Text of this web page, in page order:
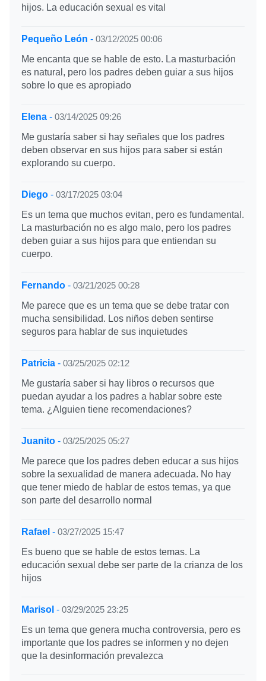
hijos. La educación sexual es vital
Pequeño León - 03/12/2025 00:06
Me encanta que se hable de esto. La masturbación
es natural, pero los padres deben guiar a sus hijos
sobre lo que es apropiado
Elena - 03/14/2025 09:26
Me gustaría saber si hay señales que los padres
deben observar en sus hijos para saber si están
explorando su cuerpo.
Diego - 03/17/2025 03:04
Es un tema que muchos evitan, pero es fundamental.
La masturbación no es algo malo, pero los padres
deben guiar a sus hijos para que entiendan su
cuerpo.
Fernando - 03/21/2025 00:28
Me parece que es un tema que se debe tratar con
mucha sensibilidad. Los niños deben sentirse
seguros para hablar de sus inquietudes
Patricia - 03/25/2025 02:12
Me gustaría saber si hay libros o recursos que
puedan ayudar a los padres a hablar sobre este
tema. ¿Alguien tiene recomendaciones?
Juanito - 03/25/2025 05:27
Me parece que los padres deben educar a sus hijos
sobre la sexualidad de manera adecuada. No hay
que tener miedo de hablar de estos temas, ya que
son parte del desarrollo normal
Rafael - 03/27/2025 15:47
Es bueno que se hable de estos temas. La
educación sexual debe ser parte de la crianza de los
hijos
Marisol - 03/29/2025 23:25
Es un tema que genera mucha controversia, pero es
importante que los padres se informen y no dejen
que la desinformación prevalezca